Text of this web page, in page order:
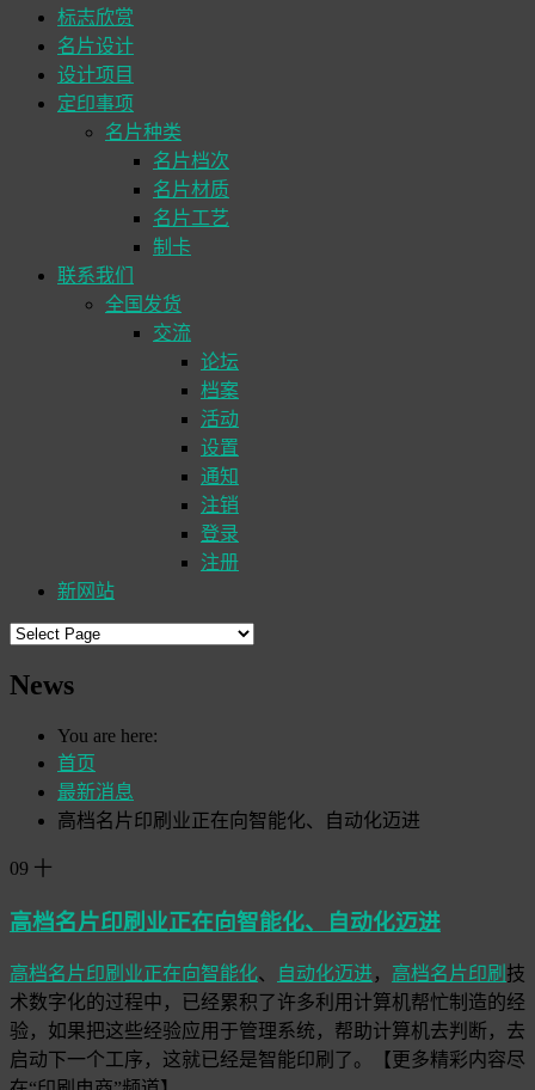
标志欣赏
名片设计
设计项目
定印事项
名片种类
名片档次
名片材质
名片工艺
制卡
联系我们
全国发货
交流
论坛
档案
活动
设置
通知
注销
登录
注册
新网站
News
You are here:
首页
最新消息
高档名片印刷业正在向智能化、自动化迈进
09 十
高档名片印刷业正在向智能化、自动化迈进
高档名片印刷业正在向智能化、 自动化迈进 ， 高档名片印刷 技
术数字化的过程中，已经累积了许多利用计算机帮忙制造的经
验，如果把这些经验应用于管理系统，帮助计算机去判断，去
启动下一个工序，这就已经是智能印刷了。【更多精彩内容尽